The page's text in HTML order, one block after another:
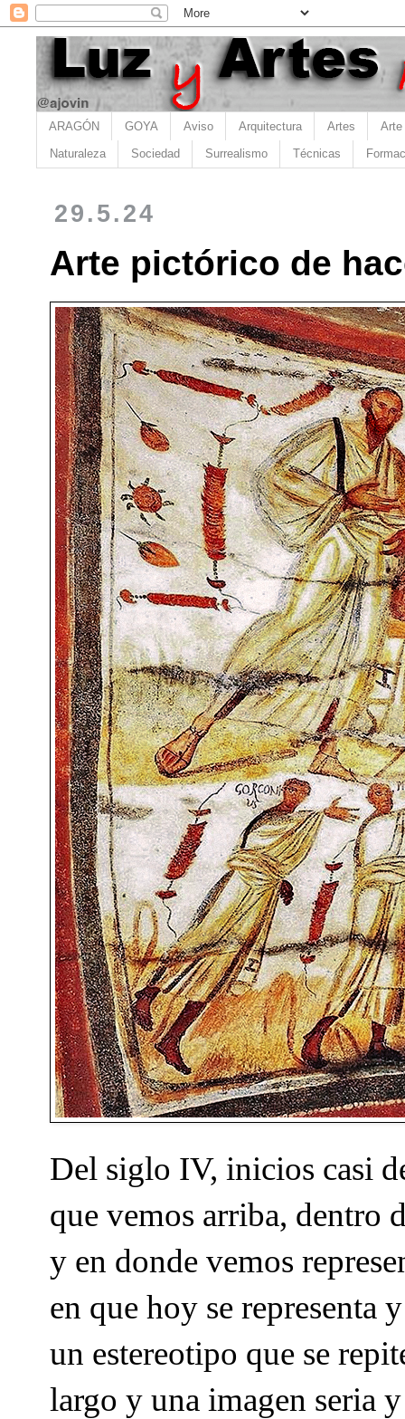
ARAGÓN GOYA Aviso Arquitectura Artes Arte
Naturaleza Sociedad Surrealismo Técnicas
29.5.24
Arte pictórico de
Del siglo IV, inicios casi
que vemos arriba, dentro
y en donde vemos
en que hoy se representa
un estereotipo que se
largo y una imagen seria